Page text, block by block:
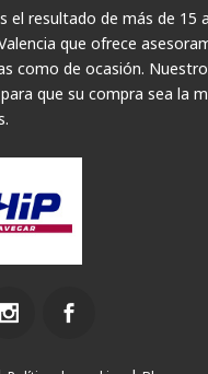
el resultado de más de
que ofrece
como de ocasión.
que su compra sea la